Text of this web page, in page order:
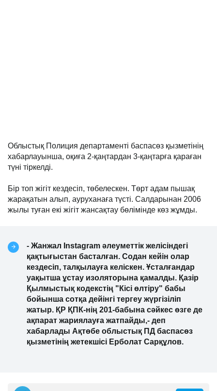
Облыстық Полиция департаменті баспасөз қызметінің
хабарлауынша, оқиға 2-қаңтардан 3-қаңтарға қараған
түні тіркелді.
Бір топ жігіт кездесіп, төбелескен. Төрт адам пышақ
жарақатын алып, ауруханаға түсті. Салдарынан 2006
жылы туған екі жігіт жансақтау бөлімінде көз жұмды.
- Жанжал Instagram әлеуметтік желісіндегі
қақтығыстан басталған. Содан кейін олар
кездесіп, талқылауға келіскен. Ұсталғандар
уақытша ұстау изоляторына қамалды. Қазір
Қылмыстық кодекстің "Кісі өлтіру" бабы
бойынша сотқа дейінгі тергеу жүргізіліп
жатыр. ҚР ҚПК-нің 201-бабына сәйкес өзге де
ақпарат жариялауға жатпайды,- деп
хабарлады Ақтөбе облыстық ПД баспасөз
қызметінің жетекшісі Ерболат Сарқұлов.